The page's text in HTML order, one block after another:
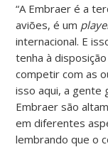
“A Embraer é a
aviões, é um
internacional. E
tenha à
competir com as
isso aqui, a gente
Embraer são
em diferentes
lembrando que o